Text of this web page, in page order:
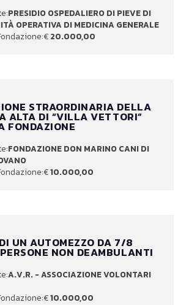
PRESIDIO OSPEDALIERO DI PIEVE DI
OPERATIVA DI MEDICINA GENERALE
20.000,00
STRAORDINARIA DELLA
ALTA DI “VILLA VETTORI”
FONDAZIONE
FONDAZIONE DON MARINO CANI DI
10.000,00
UN AUTOMEZZO DA 7/8
NON DEAMBULANTI
A.V.R. - ASSOCIAZIONE VOLONTARI
10.000,00